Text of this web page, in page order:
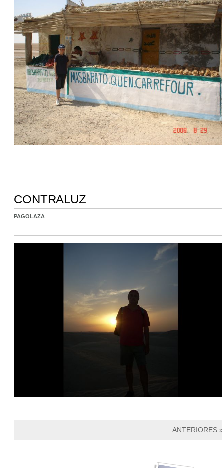
CONTRALUZ
PAGOLAZA
ANTERIORES